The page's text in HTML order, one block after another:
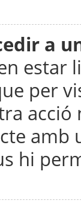
a
estar
per
acció
hi